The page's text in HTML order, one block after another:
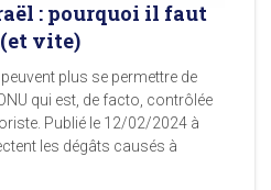
: pourquoi il faut
(et vite)
plus se permettre de
qui est, de facto, contrôlée
Publié le 12/02/2024 à
les dégâts causés à